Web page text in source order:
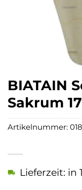
BIATAIN
Sakrum
Lieferzeit: in
Artikelnummer: